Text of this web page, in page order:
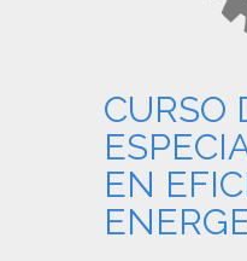
CURSO
EN